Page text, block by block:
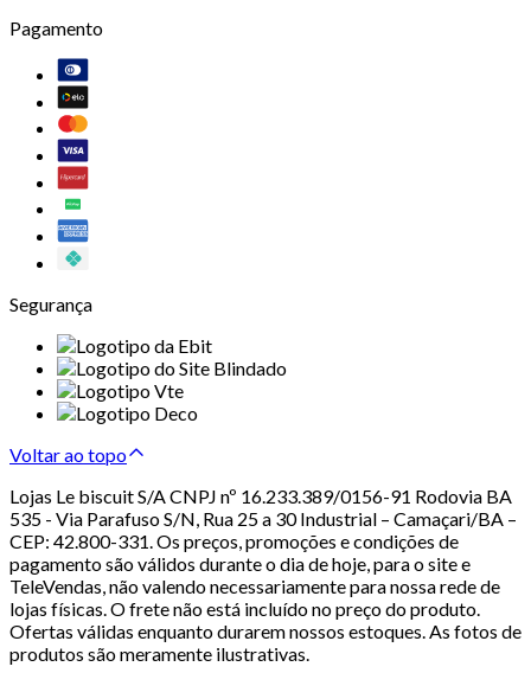
Pagamento
Segurança
Voltar ao topo
Lojas Le biscuit S/A CNPJ nº 16.233.389/0156-91 Rodovia BA
535 - Via Parafuso S/N, Rua 25 a 30 Industrial – Camaçari/BA –
CEP: 42.800-331. Os preços, promoções e condições de
pagamento são válidos durante o dia de hoje, para o site e
TeleVendas, não valendo necessariamente para nossa rede de
lojas físicas. O frete não está incluído no preço do produto.
Ofertas válidas enquanto durarem nossos estoques. As fotos de
produtos são meramente ilustrativas.